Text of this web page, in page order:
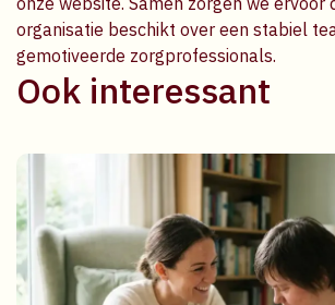
organisatie beschikt over een stabiel
gemotiveerde zorgprofessionals.
Ook interessant